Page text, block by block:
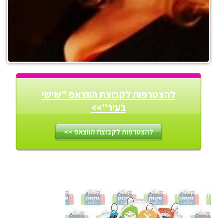
להצטרפות לקבוצת הווצאפ "שישי
בעיר">>
להצטרפות לקבוצת הווצאפ >>